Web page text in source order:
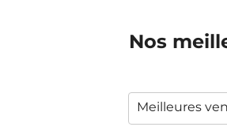
Nos